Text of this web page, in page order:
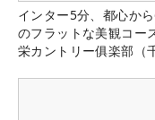
インター5分、都心か
のフラットな美観コー
栄カントリー俱楽部（